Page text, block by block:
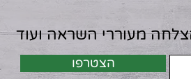
מעוררי השראה ועוד
הצטרפו